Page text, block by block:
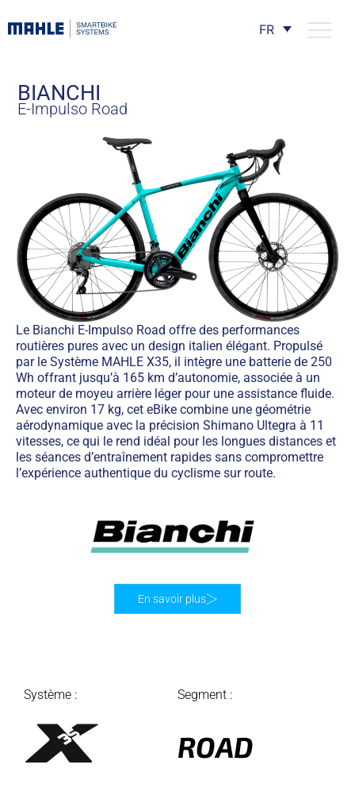
FR
BIANCHI
E-Impulso Road
Le Bianchi E-Impulso Road offre des performances
routières pures avec un design italien élégant. Propulsé
par le Système MAHLE X35, il intègre une batterie de 250
Wh offrant jusqu’à 165 km d’autonomie, associée à un
moteur de moyeu arrière léger pour une assistance fluide.
Avec environ 17 kg, cet eBike combine une géométrie
aérodynamique avec la précision Shimano Ultegra à 11
vitesses, ce qui le rend idéal pour les longues distances et
les séances d’entraînement rapides sans compromettre
l’expérience authentique du cyclisme sur route.
Système : Segment :
ROAD
En savoir plus